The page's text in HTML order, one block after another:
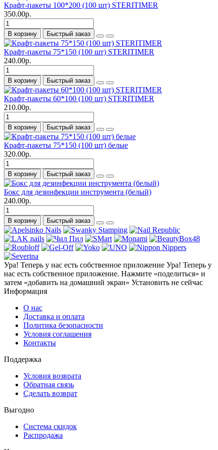
Крафт-пакеты 100*200 (100 шт) STERITIMER
350.00р.
В корзину Быстрый заказ
Крафт-пакеты 75*150 (100 шт) STERITIMER
240.00р.
В корзину Быстрый заказ
Крафт-пакеты 60*100 (100 шт) STERITIMER
210.00р.
В корзину Быстрый заказ
Крафт-пакеты 75*150 (100 шт) белые
320.00р.
В корзину Быстрый заказ
Бокс для дезинфекции инструмента (белый)
240.00р.
В корзину Быстрый заказ
Ура! Теперь у нас есть собственное приложение Ура! Теперь у
нас есть собственное приложение. Нажмите «поделиться» и
затем «добавить на домашний экран» Установить не сейчас
Информация
О нас
Доставка и оплата
Политика безопасности
Условия соглашения
Контакты
Поддержка
Условия возврата
Обратная связь
Сделать возврат
Выгодно
Система скидок
Распродажа